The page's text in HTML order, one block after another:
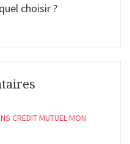
choisir ?
CREDIT MUTUEL MON